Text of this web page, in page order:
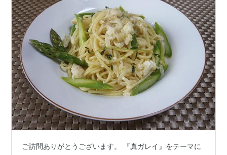
ご訪問ありがとうございます。 『真ガレイ』をテーマに